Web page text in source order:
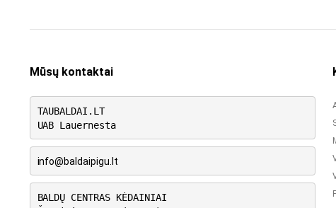
Mūsų kontaktai
TAUBALDAI.LT
UAB Lauernesta
info@baldaipigu.lt
BALDŲ CENTRAS KĖDAINIAI